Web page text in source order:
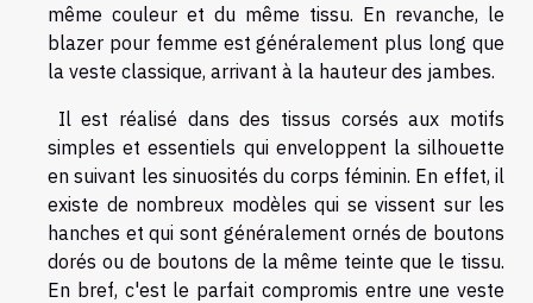
même couleur et du même tissu. En revanche, le
blazer pour femme est généralement plus long que
la veste classique, arrivant à la hauteur des jambes.
Il est réalisé dans des tissus corsés aux motifs
simples et essentiels qui enveloppent la silhouette
en suivant les sinuosités du corps féminin. En effet, il
existe de nombreux modèles qui se vissent sur les
hanches et qui sont généralement ornés de boutons
dorés ou de boutons de la même teinte que le tissu.
En bref, c'est le parfait compromis entre une veste